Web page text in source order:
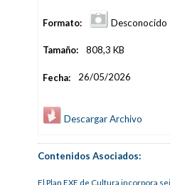
Formato: Desconocido
Tamaño: 808,3 KB
Fecha: 26/05/2026
Descargar Archivo
Contenidos Asociados:
El Plan EXE de Cultura incorpora